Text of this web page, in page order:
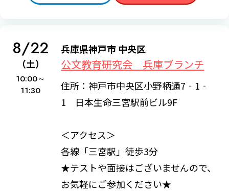
8/22
（土）
10:00～
11:30
兵庫県神戸市 中央区
公文教育研究会 兵庫ブランチ
住所：神戸市中央区小野柄通7‐1‐
1 日本生命三宮駅前ビル9F
＜アクセス＞
各線「三宮駅」徒歩3分
★テストや面接はございませんので、
お気軽にご参加ください★